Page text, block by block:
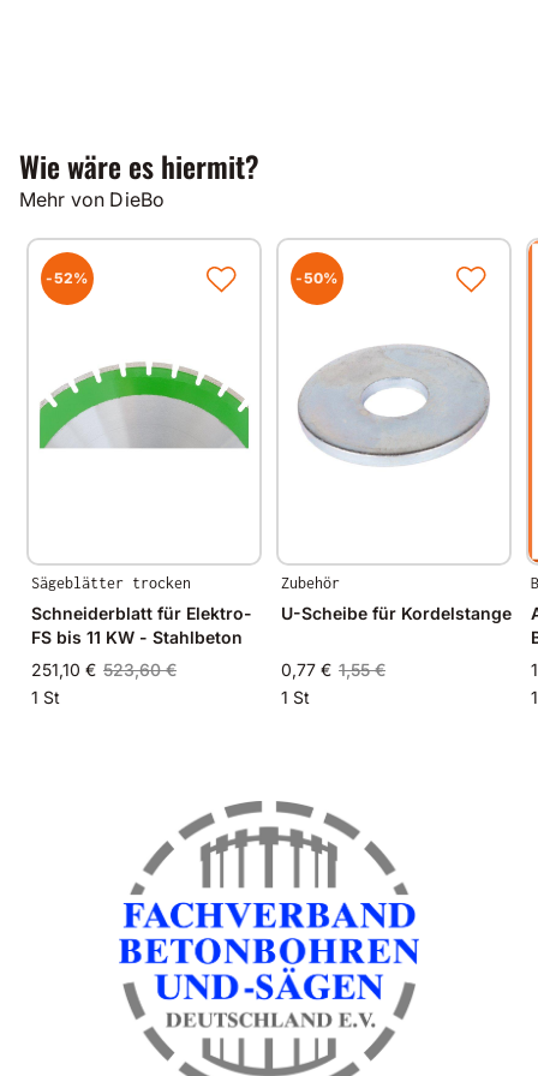
Wie wäre es hiermit?
Mehr von DieBo
-52%
Sägeblätter trocken
Schneiderblatt für Elektro-
FS bis 11 KW - Stahlbeton
251,10 € 523,60 €
1 St
-50%
Zubehör
U-Scheibe für Kordelstange
0,77 € 1,55 €
1 St